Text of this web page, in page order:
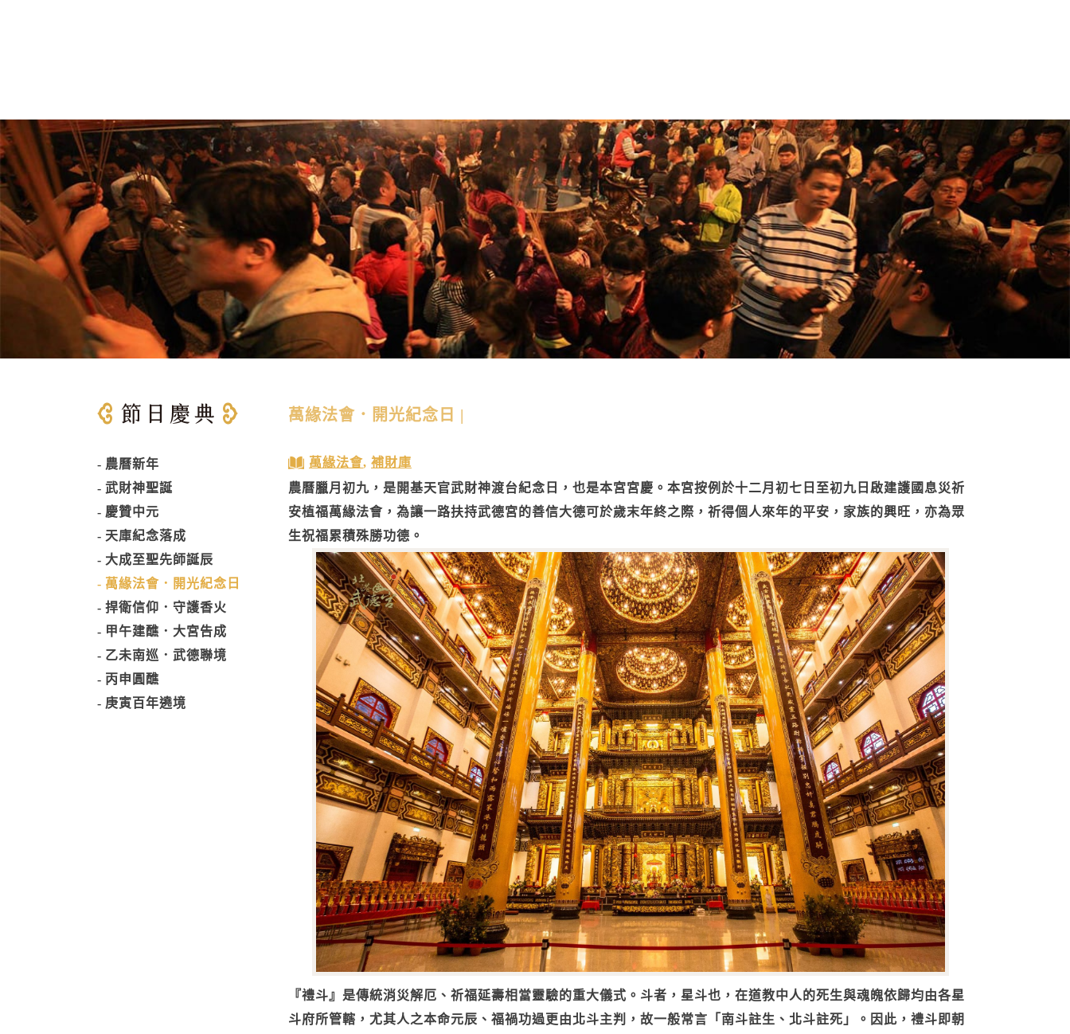
農曆新年
武財神聖誕
慶贊中元
天庫紀念落成
大成至聖先師誕辰
萬緣法會．開光紀念日
捍衛信仰．守護香火
甲午建醮．大宮告成
乙未南巡．武德聯境
丙申圓醮
庚寅百年遶境
萬緣法會．開光紀念日 |
萬緣法會, 補財庫
農曆臘月初九，是開基天官武財神渡台紀念日，也是本宮宮慶。本宮按例於十二月初七日至初九日啟建護國息災祈
安植福萬緣法會，為讓一路扶持武德宮的善信大德可於歲末年終之際，祈得個人來年的平安，家族的興旺，亦為眾
生祝福累積殊勝功德。
『禮斗』是傳統消災解厄、祈福延壽相當靈驗的重大儀式。斗者，星斗也，在道教中人的死生與魂魄依歸均由各星
斗府所管轄，尤其人之本命元辰、福禍功過更由北斗主判，故一般常言「南斗註生、北斗註死」。因此，禮斗即朝